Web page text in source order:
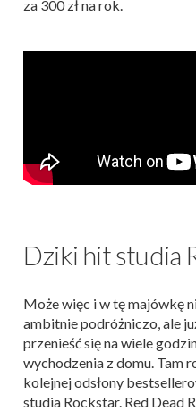
za 300 zł na rok.
Dziki hit studia
Może więc i w tę majówkę
ambitnie podróżniczo, ale
przenieść się na wiele
wychodzenia z domu. Tam
kolejnej odsłony
studia Rockstar. Red Dead